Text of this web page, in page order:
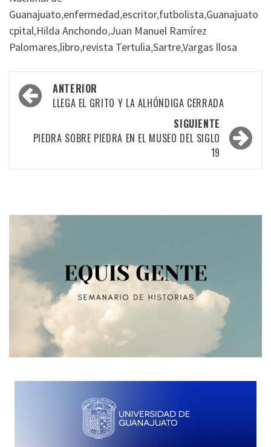
Guanajuato,enfermedad,escritor,futbolista,Guanajuato
cpital,Hilda Anchondo,Juan Manuel Ramírez
Palomares,libro,revista Tertulia,Sartre,Vargas llosa
Navegación
por
entradas
ANTERIOR
LLEGA EL GRITO Y LA ALHÓNDIGA CERRADA
SIGUIENTE
PIEDRA SOBRE PIEDRA EN EL MUSEO DEL SIGLO
19